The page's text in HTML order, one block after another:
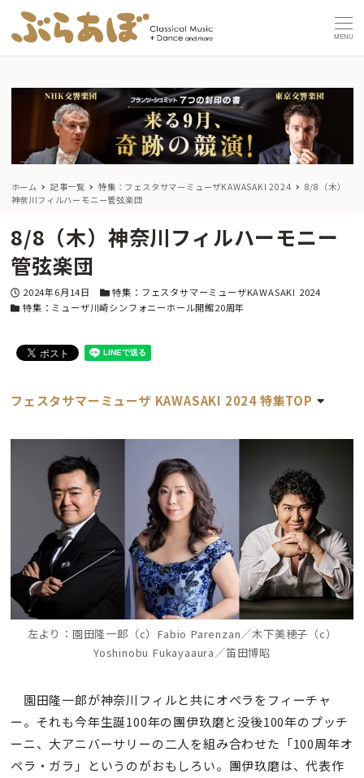
MENU
ホーム 記事一覧 特集：フェスタサマーミューザKAWASAKI 2024
8/8（木）
神奈川フィルハーモニー管弦楽団
8/8（木）神奈川フィルハーモニー
管弦楽団
投稿日
2024年6月14日 カテゴリー
特集：フェスタサマーミューザKAWASAKI 2024
カテゴリー
特集：ミューザ川崎シンフォニーホール開館20周年
フェスタサマーミューザ KAWASAKI 2024 特集TOP
左より：園田隆一郎（c）Fabio Parenzan／木下美穂子（c）
Yoshinobu Fukayaaura／笛田博昭
園田隆一郎が神奈川フィルと共にオペラをフィーチャ
ー。それも今年生誕100年の團伊玖磨と没後100年のプッチ
ーニ、大アニバーサリーの二人を組み合わせた「100周年オ
ペラ・ガラ」というのがおもしろい。團伊玖磨は、代表作